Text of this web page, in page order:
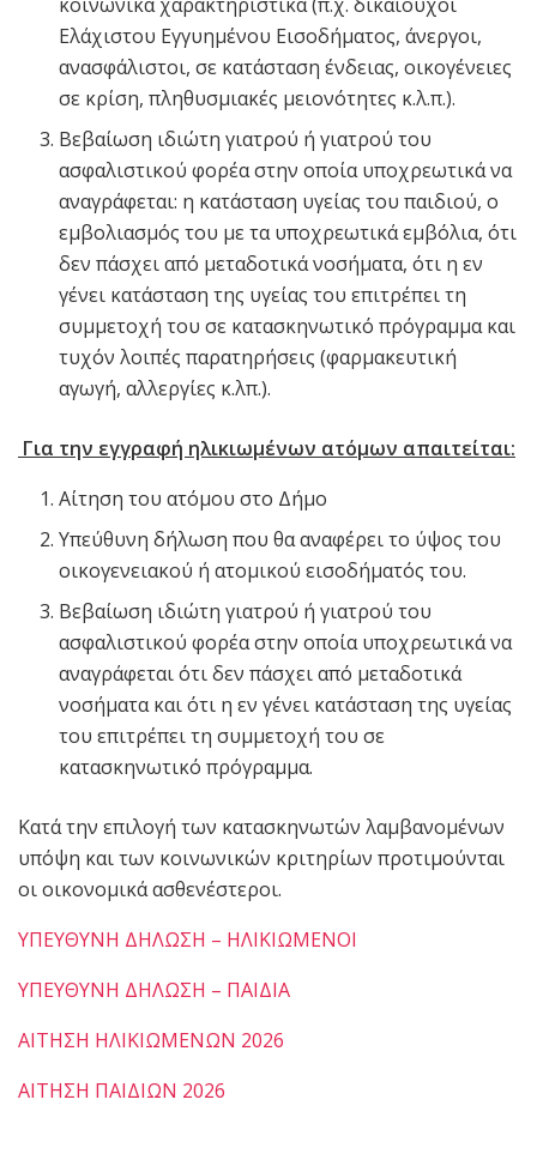
Ελάχιστου Εγγυημένου Εισοδήματος, άνεργοι,
ανασφάλιστοι, σε κατάσταση ένδειας, οικογένειες
σε κρίση, πληθυσμιακές μειονότητες κ.λ.π.).
Βεβαίωση ιδιώτη γιατρού ή γιατρού του
ασφαλιστικού φορέα στην οποία υποχρεωτικά να
αναγράφεται: η κατάσταση υγείας του παιδιού, ο
εμβολιασμός του με τα υποχρεωτικά εμβόλια, ότι
δεν πάσχει από μεταδοτικά νοσήματα, ότι η εν
γένει κατάσταση της υγείας του επιτρέπει τη
συμμετοχή του σε κατασκηνωτικό πρόγραμμα και
τυχόν λοιπές παρατηρήσεις (φαρμακευτική
αγωγή, αλλεργίες κ.λπ.).
Για την εγγραφή ηλικιωμένων ατόμων απαιτείται:
Αίτηση του ατόμου στο Δήμο
Υπεύθυνη δήλωση που θα αναφέρει το ύψος του
οικογενειακού ή ατομικού εισοδήματός του.
Βεβαίωση ιδιώτη γιατρού ή γιατρού του
ασφαλιστικού φορέα στην οποία υποχρεωτικά να
αναγράφεται ότι δεν πάσχει από μεταδοτικά
νοσήματα και ότι η εν γένει κατάσταση της υγείας
του επιτρέπει τη συμμετοχή του σε
κατασκηνωτικό πρόγραμμα.
Κατά την επιλογή των κατασκηνωτών λαμβανομένων
υπόψη και των κοινωνικών κριτηρίων προτιμούνται
οι οικονομικά ασθενέστεροι.
ΥΠΕΥΘΥΝΗ ΔΗΛΩΣΗ – ΗΛΙΚΙΩΜΕΝΟΙ
ΥΠΕΥΘΥΝΗ ΔΗΛΩΣΗ – ΠΑΙΔΙΑ
ΑΙΤΗΣΗ ΗΛΙΚΙΩΜΕΝΩΝ 2026
ΑΙΤΗΣΗ ΠΑΙΔΙΩΝ 2026